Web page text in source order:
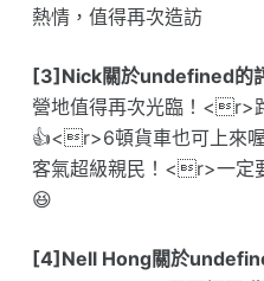
熱情，值得再次造訪
[3]Nick關於undefined的
營地值得再次光臨！<r>
👍<r>6頓貨車也可上來
客氣超級親民！<r>一定
😆
[4]Nell Hong關於